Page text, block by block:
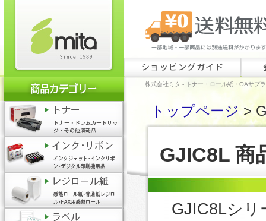
ショッピングガイド
株式会社ミタ - トナー・ロール紙・OAサプ
トップページ>
GJIC8L 商
GJIC8Lシリ